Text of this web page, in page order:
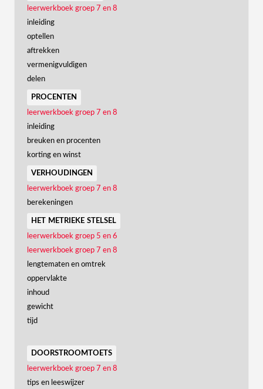
leerwerkboek groep 7 en 8
inleiding
optellen
aftrekken
vermenigvuldigen
delen
procenten
leerwerkboek groep 7 en 8
inleiding
breuken en procenten
korting en winst
verhoudingen
leerwerkboek groep 7 en 8
berekeningen
het metrieke stelsel
leerwerkboek groep 5 en 6
leerwerkboek groep 7 en 8
lengtematen en omtrek
oppervlakte
inhoud
gewicht
tijd
doorstroomtoets
leerwerkboek groep 7 en 8
tips en leeswijzer